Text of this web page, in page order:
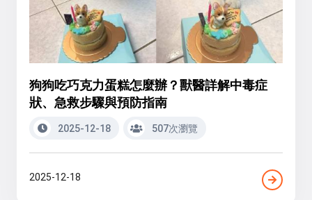
狗狗吃巧克力蛋糕怎麼辦？獸醫詳解中毒症
狀、急救步驟與預防指南
2025-12-18 507次瀏覽
2025-12-18